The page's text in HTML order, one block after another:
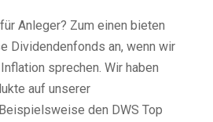
Anleger? Zum einen bieten
Dividendenfonds an, wenn wir
sprechen. Wir haben
auf unserer
den DWS Top